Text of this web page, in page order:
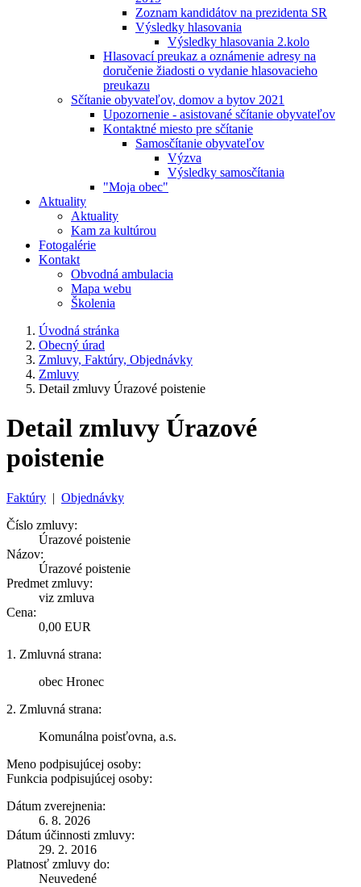
Zoznam kandidátov na prezidenta SR
Výsledky hlasovania
Výsledky hlasovania 2.kolo
Hlasovací preukaz a oznámenie adresy na
doručenie žiadosti o vydanie hlasovacieho
preukazu
Sčítanie obyvateľov, domov a bytov 2021
Upozornenie - asistované sčítanie obyvateľov
Kontaktné miesto pre sčítanie
Samosčítanie obyvateľov
Výzva
Výsledky samosčítania
"Moja obec"
Aktuality
Aktuality
Kam za kultúrou
Fotogalérie
Kontakt
Obvodná ambulacia
Mapa webu
Školenia
Úvodná stránka
Obecný úrad
Zmluvy, Faktúry, Objednávky
Zmluvy
Detail zmluvy Úrazové poistenie
Detail zmluvy Úrazové
poistenie
Faktúry | Objednávky
Číslo zmluvy:
Úrazové poistenie
Názov:
Úrazové poistenie
Predmet zmluvy:
viz zmluva
Cena:
0,00 EUR
1. Zmluvná strana:
obec Hronec
2. Zmluvná strana:
Komunálna poisťovna, a.s.
Meno podpisujúcej osoby:
Funkcia podpisujúcej osoby:
Dátum zverejnenia:
6. 8. 2026
Dátum účinnosti zmluvy:
29. 2. 2016
Platnosť zmluvy do:
Neuvedené